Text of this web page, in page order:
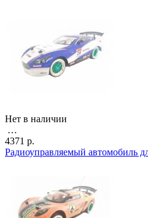
Нет в наличии
…
4371 р.
Радиоуправляемый автомобиль